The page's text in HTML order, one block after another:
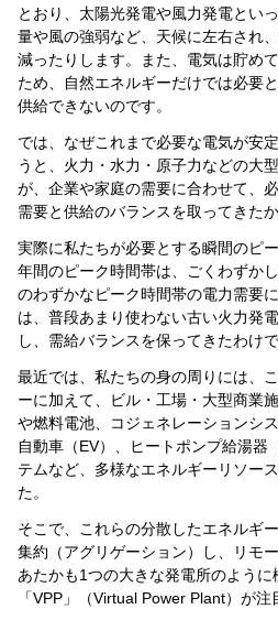
とおり、太陽光発電や風力発電とい
量や風の強弱など、天候に左右され
減ったりします。また、電気は貯め
ため、自然エネルギーだけでは必要
供給できないのです。
では、なぜこれまで必要な電気が安
うと、火力・水力・原子力などの大
が、企業や家庭の需要に合わせて、
需要と供給のバランスを取ってきたか
実際に私たちが必要とする瞬間のピ
年間のピーク時間帯は、ごくわずか
のわずかなピーク時間帯の電力需要
は、普段あまり使わない古い火力発
し、需給バランスを保ってきたわけで
最近では、私たちの身の周りには、
ーに加えて、ビル・工場・大型商業
や燃料電池、コジェネレーションシ
自動車（EV）、ヒートポンプ給湯器
テムなど、多様なエネルギーリソー
た。
そこで、これらの分散したエネルギ
集約（アグリゲーション）し、リモ
あたかも1つの大きな発電所のよう
「VPP」（Virtual Power Plant）が注